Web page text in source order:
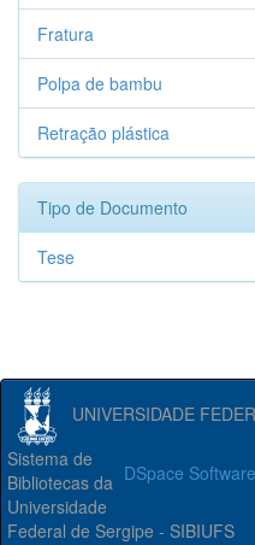
Fratura
Polpa de bambu
Retração plástica
Tipo de Documento
Tese
UNIVERSIDADE
DSpace Software
Sistema de
Bibliotecas da
Universidade
Federal de Sergipe - SIBIUFS